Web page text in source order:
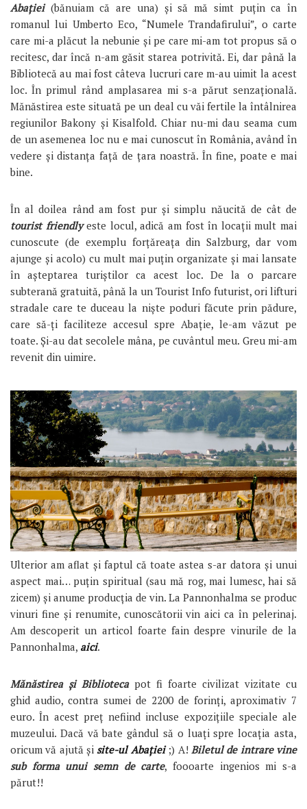
Abației(bănuiam că are una) și să mă simt puțin ca în
romanul lui Umberto Eco, “Numele Trandafirului”, o carte
care mi-a plăcut la nebunie și pe care mi-am tot propus să o
recitesc, dar încă n-am găsit starea potrivită. Ei, dar până la
Bibliotecă au mai fost câteva lucruri care m-au uimit la acest
loc. În primul rând amplasarea mi s-a părut senzațională.
Mănăstirea este situată pe un deal cu văi fertile la întâlnirea
regiunilor Bakony şi Kisalfold. Chiar nu-mi dau seama cum
de un asemenea loc nu e mai cunoscut în România, având în
vedere și distanța față de țara noastră. În fine, poate e mai
bine.
În al doilea rând am fost pur și simplu năucită de cât de
tourist friendlyeste locul, adică am fost în locații mult mai
cunoscute (de exemplu forțăreața din Salzburg, dar vom
ajunge și acolo) cu mult mai puțin organizate și mai lansate
în așteptarea turiștilor ca acest loc. De la o parcare
subterană gratuită, până la un Tourist Info futurist, ori lifturi
stradale care te duceau la niște poduri făcute prin pădure,
care să-ți faciliteze accesul spre Abație, le-am văzut pe
toate. Și-au dat secolele mâna, pe cuvântul meu. Greu mi-am
revenit din uimire.
Ulterior am aflat și faptul că toate astea s-ar datora și unui
aspect mai… puțin spiritual (sau mă rog, mai lumesc, hai să
zicem) și anume producția de vin. La Pannonhalma se produc
vinuri fine și renumite, cunoscătorii vin aici ca în pelerinaj.
Am descoperit un articol foarte fain despre vinurile de la
Pannonhalma, aici.
Mănăstirea și Bibliotecapot fi foarte civilizat vizitate cu
ghid audio, contra sumei de 2200 de forinți, aproximativ 7
euro. În acest preț nefiind incluse expozițiile speciale ale
muzeului. Dacă vă bate gândul să o luați spre locația asta,
oricum vă ajută șisite-ul Abației;) A! Biletul de intrare vine
sub forma unui semn de carte, foooarte ingenios mi s-a
părut!!